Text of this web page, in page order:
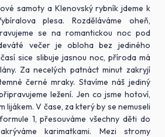
samoty a Klenovský rybník jdeme k
plesa. Rozděláváme oheň,
se na romantickou noc pod
večer je obloha bez jediného
sice slibuje jasnou noc, příroda má
Za necelých patnáct minut zakryjí
černé mraky. Stavíme náš jediný
ležení. Jen co jsme hotoví,
lijákem. V čase, za který by se nemuseli
1, přesouváme všechny děti do
karimatkami. Mezi stromy